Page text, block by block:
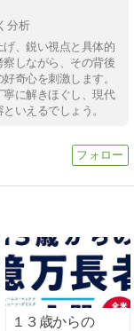
分析
、鋭い視点と具体的
しながら、その背後
奇心を刺激します。
に解きほぐし、現代
いえるでしょう。
１３歳からの